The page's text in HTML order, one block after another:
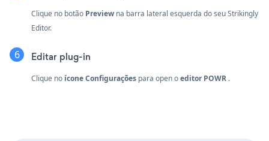
Clique no botão Preview na barra lateral esquerda do seu Strikingly
Editor.
Editar plug-in
Clique no ícone Configurações para open oeditor POWR .